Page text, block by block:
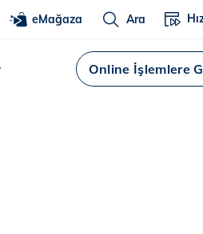
eMağaza Ara
Online İşlemlere